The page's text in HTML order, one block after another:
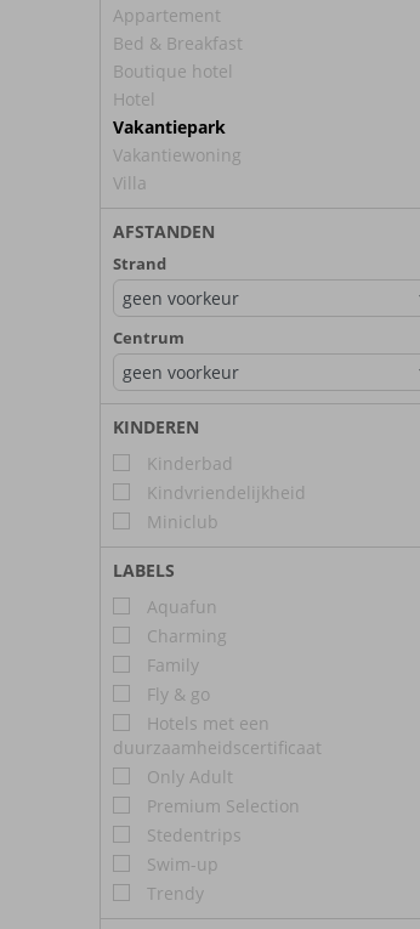
Appartement
Bed & Breakfast
Boutique hotel
Hotel
Vakantiepark
Vakantiewoning
Villa
AFSTANDEN
Strand
Centrum
KINDEREN
Kinderbad
Kindvriendelijkheid
Miniclub
LABELS
Aquafun
Charming
Family
Fly & go
Hotels met een
duurzaamheidscertificaat
Only Adult
Premium Selection
Stedentrips
Swim-up
Trendy